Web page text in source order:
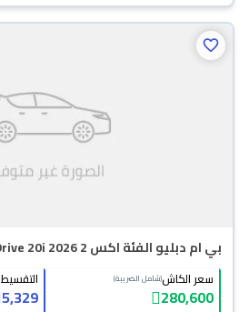
بي ام دبليو الفئة اكس 2 xDrive 20i 2026
سعر الكاش(شامل الضريبة)
280,600
التقسيط
5,329